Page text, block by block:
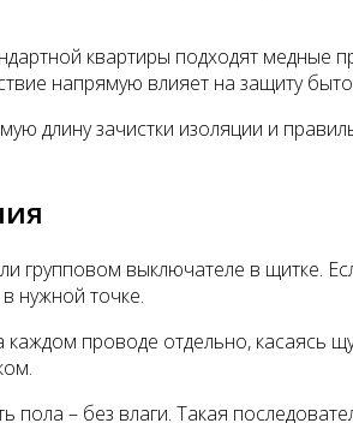
квартиры подходят медные
напрямую влияет на защиту
длину зачистки изоляции и
групповом выключателе в щитке.
нужной точке.
проводе отдельно, касаясь
– без влаги. Такая